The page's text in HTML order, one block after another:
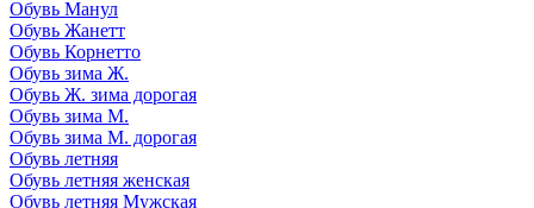
Обувь Манул
Обувь Жанетт
Обувь Корнетто
Обувь зима Ж.
Обувь Ж. зима дорогая
Обувь зима М.
Обувь зима М. дорогая
Обувь летняя
Обувь летняя женская
Обувь летняя Мужская